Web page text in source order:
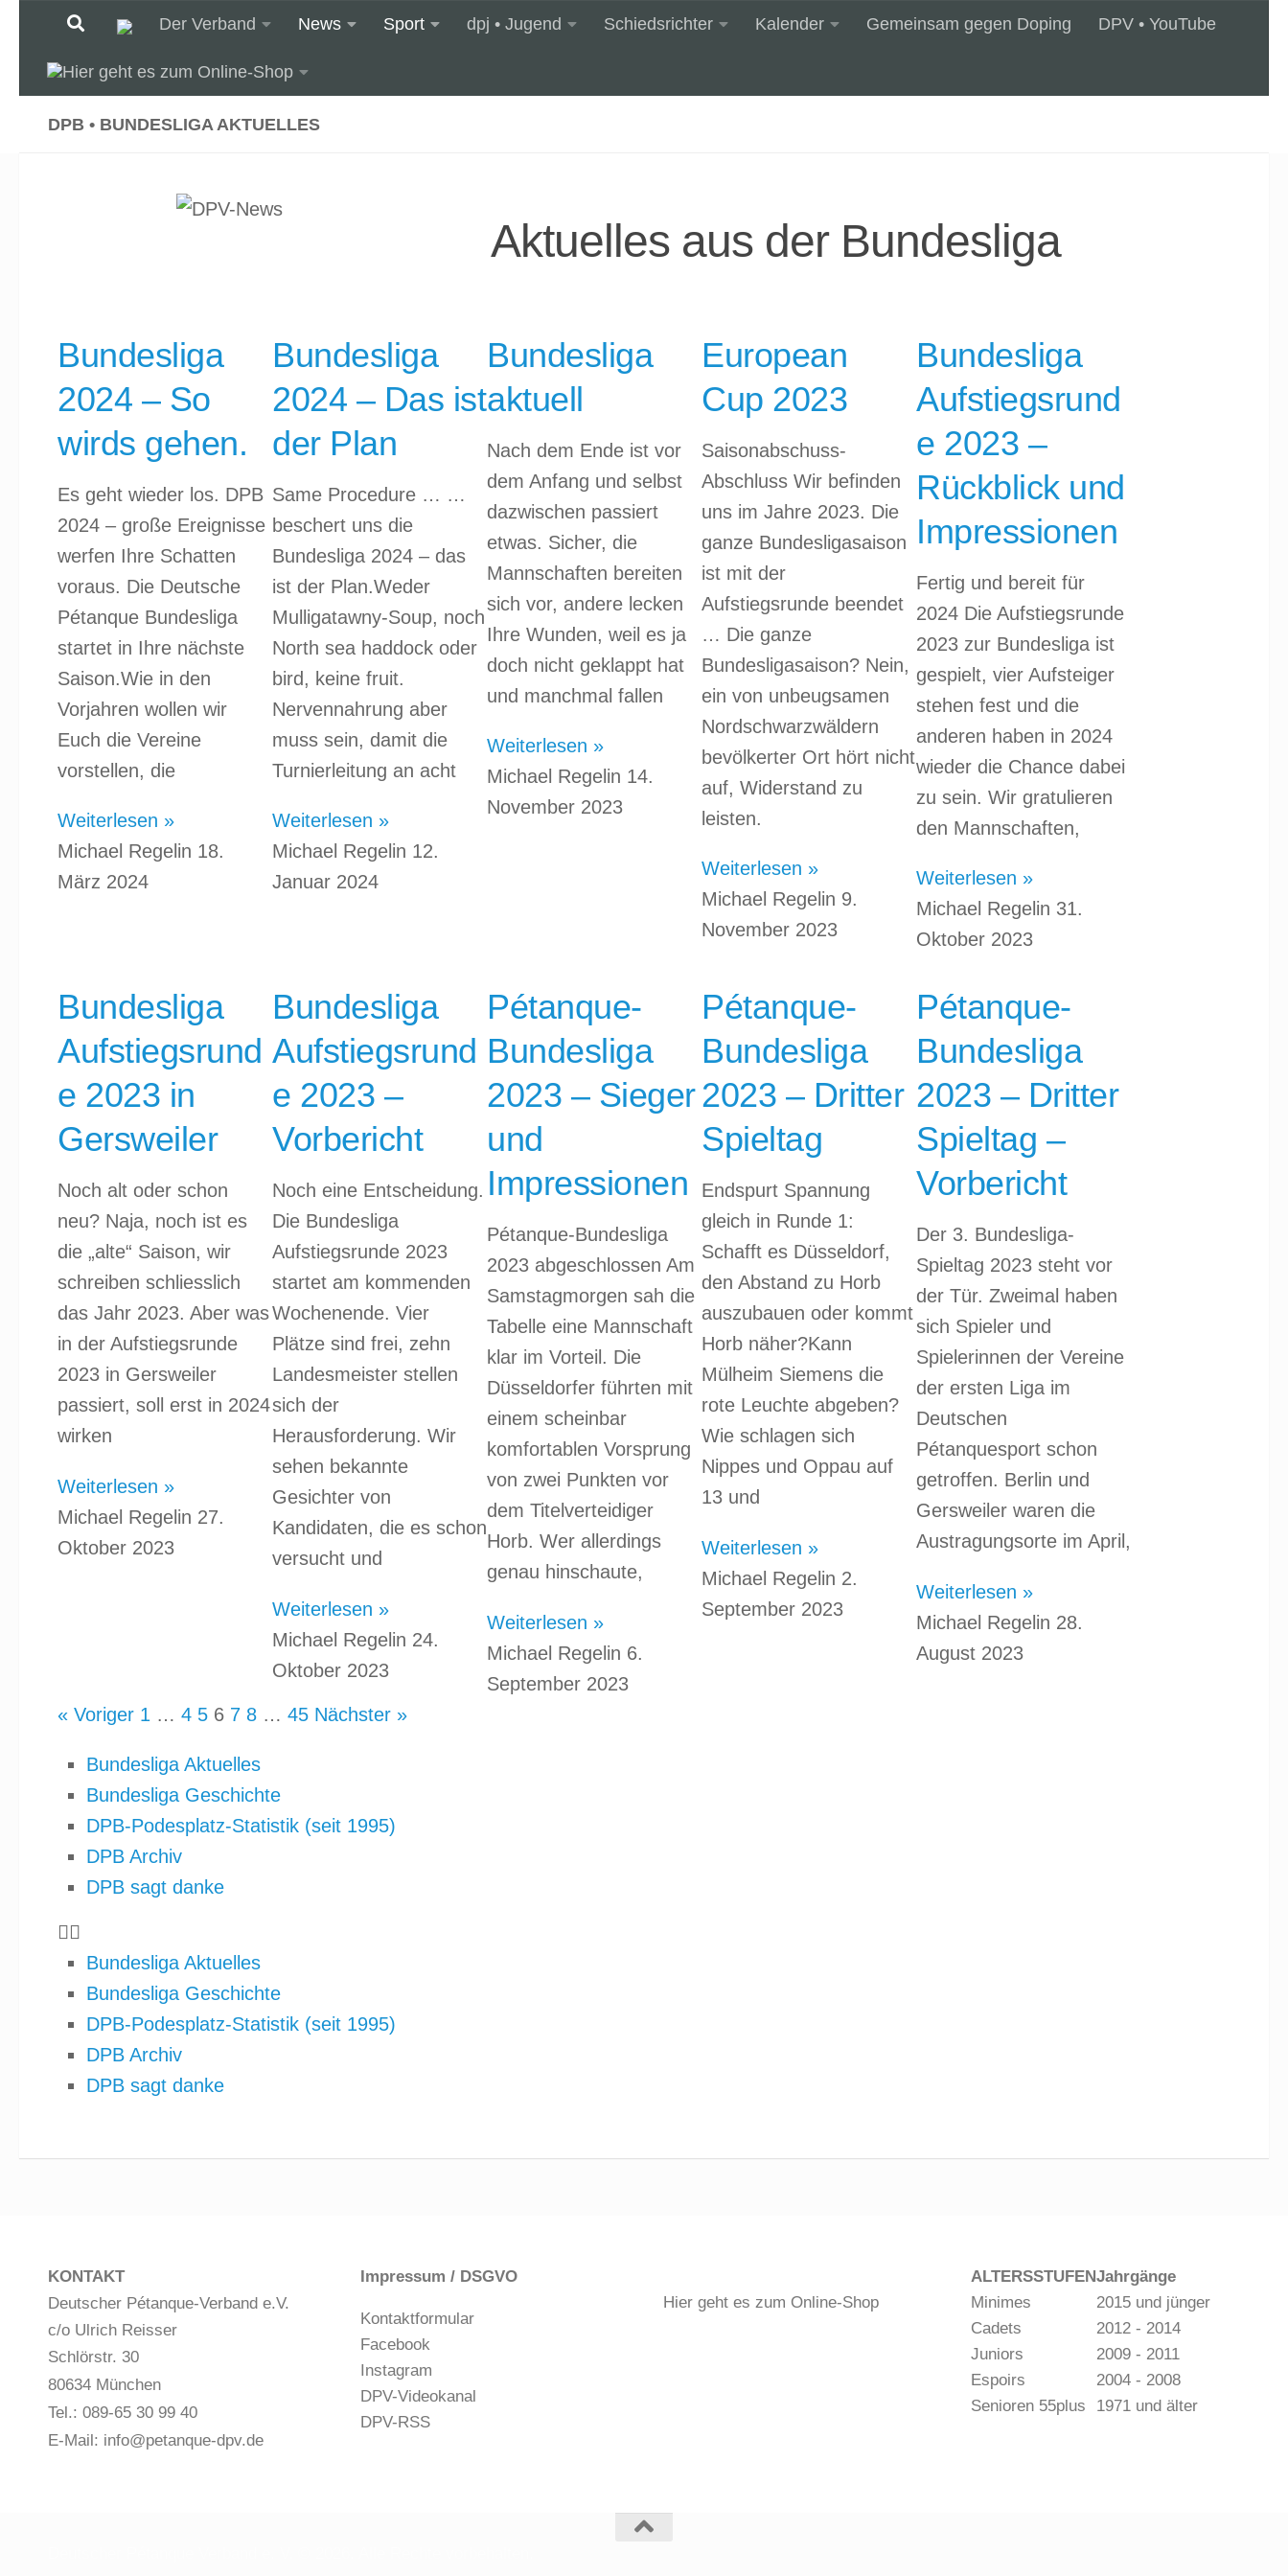
Unter dem InhaltDer Verband News Sport dpj • Jugend Schiedsrichter Kalender Gemeinsam gegen Doping DPV • YouTube
DPB • BUNDESLIGA AKTUELLES
Aktuelles aus der Bundesliga
Bundesliga
2024 – So
wirds gehen.
Es geht wieder los. DPB
2024 – große Ereignisse
werfen Ihre Schatten
voraus. Die Deutsche
Pétanque Bundesliga
startet in Ihre nächste
Saison.Wie in den
Vorjahren wollen wir
Euch die Vereine
vorstellen, die
Weiterlesen »
Michael Regelin 18.
März 2024
Bundesliga
2024 – Das ist
der Plan
Same Procedure … …
beschert uns die
Bundesliga 2024 – das
ist der Plan.Weder
Mulligatawny-Soup, noch
North sea haddock oder
bird, keine fruit.
Nervennahrung aber
muss sein, damit die
Turnierleitung an acht
Weiterlesen »
Michael Regelin 12.
Januar 2024
Bundesliga
aktuell
Nach dem Ende ist vor
dem Anfang und selbst
dazwischen passiert
etwas. Sicher, die
Mannschaften bereiten
sich vor, andere lecken
Ihre Wunden, weil es ja
doch nicht geklappt hat
und manchmal fallen
Weiterlesen »
Michael Regelin 14.
November 2023
European
Cup 2023
Saisonabschuss-
Abschluss Wir befinden
uns im Jahre 2023. Die
ganze Bundesligasaison
ist mit der
Aufstiegsrunde beendet
… Die ganze
Bundesligasaison? Nein,
ein von unbeugsamen
Nordschwarzwäldern
bevölkerter Ort hört nicht
auf, Widerstand zu
leisten.
Weiterlesen »
Michael Regelin 9.
November 2023
Bundesliga
Aufstiegsrund
e 2023 –
Rückblick und
Impressionen
Fertig und bereit für
2024 Die Aufstiegsrunde
2023 zur Bundesliga ist
gespielt, vier Aufsteiger
stehen fest und die
anderen haben in 2024
wieder die Chance dabei
zu sein. Wir gratulieren
den Mannschaften,
Weiterlesen »
Michael Regelin 31.
Oktober 2023
Bundesliga
Aufstiegsrund
e 2023 in
Gersweiler
Noch alt oder schon
neu? Naja, noch ist es
die „alte“ Saison, wir
schreiben schliesslich
das Jahr 2023. Aber was
in der Aufstiegsrunde
2023 in Gersweiler
passiert, soll erst in 2024
wirken
Weiterlesen »
Michael Regelin 27.
Oktober 2023
Bundesliga
Aufstiegsrund
e 2023 –
Vorbericht
Noch eine Entscheidung.
Die Bundesliga
Aufstiegsrunde 2023
startet am kommenden
Wochenende. Vier
Plätze sind frei, zehn
Landesmeister stellen
sich der
Herausforderung. Wir
sehen bekannte
Gesichter von
Kandidaten, die es schon
versucht und
Weiterlesen »
Michael Regelin 24.
Oktober 2023
Pétanque-
Bundesliga
2023 – Sieger
und
Impressionen
Pétanque-Bundesliga
2023 abgeschlossen Am
Samstagmorgen sah die
Tabelle eine Mannschaft
klar im Vorteil. Die
Düsseldorfer führten mit
einem scheinbar
komfortablen Vorsprung
von zwei Punkten vor
dem Titelverteidiger
Horb. Wer allerdings
genau hinschaute,
Weiterlesen »
Michael Regelin 6.
September 2023
Pétanque-
Bundesliga
2023 – Dritter
Spieltag
Endspurt Spannung
gleich in Runde 1:
Schafft es Düsseldorf,
den Abstand zu Horb
auszubauen oder kommt
Horb näher?Kann
Mülheim Siemens die
rote Leuchte abgeben?
Wie schlagen sich
Nippes und Oppau auf
13 und
Weiterlesen »
Michael Regelin 2.
September 2023
Pétanque-
Bundesliga
2023 – Dritter
Spieltag –
Vorbericht
Der 3. Bundesliga-
Spieltag 2023 steht vor
der Tür. Zweimal haben
sich Spieler und
Spielerinnen der Vereine
der ersten Liga im
Deutschen
Pétanquesport schon
getroffen. Berlin und
Gersweiler waren die
Austragungsorte im April,
Weiterlesen »
Michael Regelin 28.
August 2023
« Voriger 1 … 4 5 6 7 8 … 45 Nächster »
Bundesliga Aktuelles
Bundesliga Geschichte
DPB-Podesplatz-Statistik (seit 1995)
DPB Archiv
DPB sagt danke
Bundesliga Aktuelles
Bundesliga Geschichte
DPB-Podesplatz-Statistik (seit 1995)
DPB Archiv
DPB sagt danke
KONTAKT
Deutscher Pétanque-Verband e.V.
c/o Ulrich Reisser
Schlörstr. 30
80634 München
Tel.: 089-65 30 99 40
E-Mail: info@petanque-dpv.de
Impressum / DSGVO
Kontaktformular
Facebook
Instagram
DPV-Videokanal
DPV-RSS
Hier geht es zum Online-Shop
ALTERSSTUFENJahrgänge
Minimes
2015 und jünger
Cadets
2012 - 2014
Juniors
2009 - 2011
Espoirs
2004 - 2008
Senioren 55plus
1971 und älter